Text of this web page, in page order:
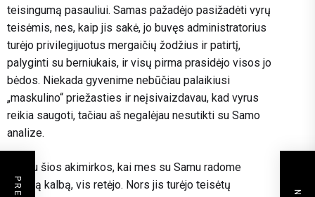
teisingumą pasauliui. Samas pažadėjo pasižadėti vyrų
teisėmis, nes, kaip jis sakė, jo buvęs administratorius
turėjo privilegijuotus mergaičių žodžius ir patirtį,
palyginti su berniukais, ir visų pirma prasidėjo visos jo
bėdos. Niekada gyvenime nebūčiau palaikiusi
„maskulino“ priežasties ir neįsivaizdavau, kad vyrus
reikia saugoti, tačiau aš negalėjau nesutikti su Samo
analize.
Tačiau šios akimirkos, kai mes su Samu radome
bendrą kalbą, vis retėjo. Nors jis turėjo teisėtų